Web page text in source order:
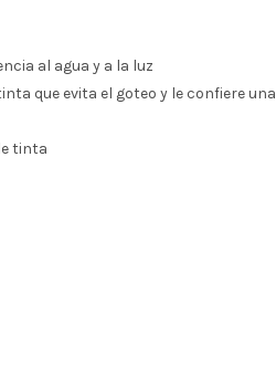
al agua y a la luz
que evita el goteo y le confiere una
tinta